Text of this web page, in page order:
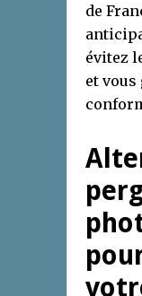
de
évitez
et